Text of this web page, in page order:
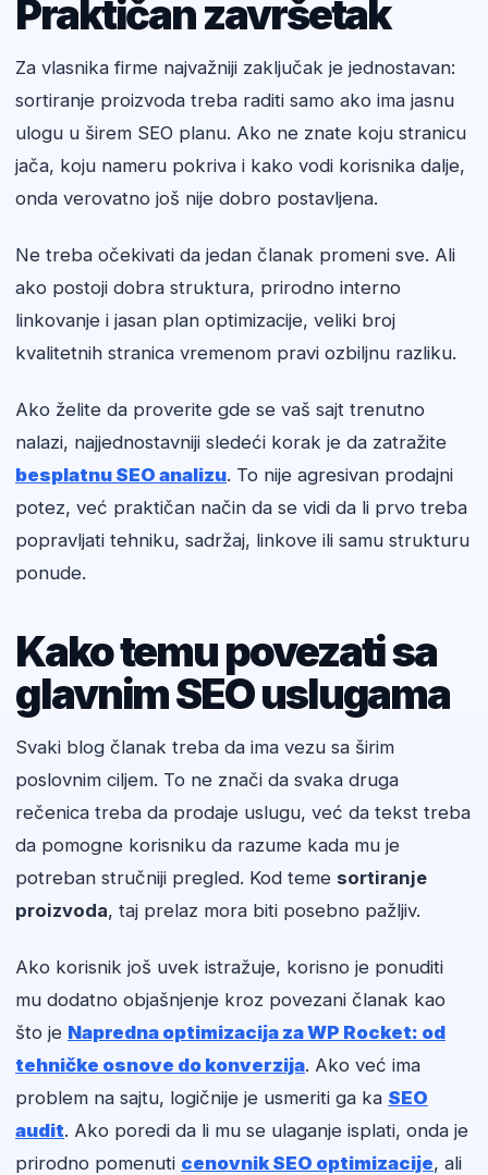
Praktičan završetak
Za vlasnika firme najvažniji zaključak je jednostavan:
sortiranje proizvoda treba raditi samo ako ima jasnu
ulogu u širem SEO planu. Ako ne znate koju stranicu
jača, koju nameru pokriva i kako vodi korisnika dalje,
onda verovatno još nije dobro postavljena.
Ne treba očekivati da jedan članak promeni sve. Ali
ako postoji dobra struktura, prirodno interno
linkovanje i jasan plan optimizacije, veliki broj
kvalitetnih stranica vremenom pravi ozbiljnu razliku.
Ako želite da proverite gde se vaš sajt trenutno
nalazi, najjednostavniji sledeći korak je da zatražite
besplatnu SEO analizu. To nije agresivan prodajni
potez, već praktičan način da se vidi da li prvo treba
popravljati tehniku, sadržaj, linkove ili samu strukturu
ponude.
Kako temu povezati sa
glavnim SEO uslugama
Svaki blog članak treba da ima vezu sa širim
poslovnim ciljem. To ne znači da svaka druga
rečenica treba da prodaje uslugu, već da tekst treba
da pomogne korisniku da razume kada mu je
potreban stručniji pregled. Kod teme sortiranje
proizvoda, taj prelaz mora biti posebno pažljiv.
Ako korisnik još uvek istražuje, korisno je ponuditi
mu dodatno objašnjenje kroz povezani članak kao
što je Napredna optimizacija za WP Rocket: od
tehničke osnove do konverzija. Ako već ima
problem na sajtu, logičnije je usmeriti ga ka SEO
audit. Ako poredi da li mu se ulaganje isplati, onda je
prirodno pomenuti cenovnik SEO optimizacije, ali